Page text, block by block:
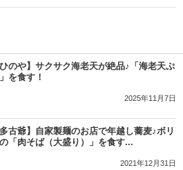
のや】サクサク海老天が絶品♪「海老天ぷ
を食す！
2025年11月7日
古爺】自家製麺のお店で年越し蕎麦♪ボリ
「肉そば（大盛り）」を食す...
2021年12月31日